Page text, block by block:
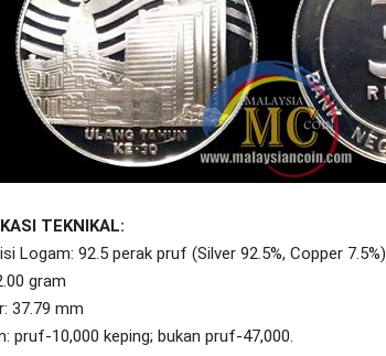
TEKNIKAL:
Logam: 92.5 perak pruf (Silver 92.5%, Copper 7.5%)
gram
37.79 mm
pruf-10,000 keping; bukan pruf-47,000.